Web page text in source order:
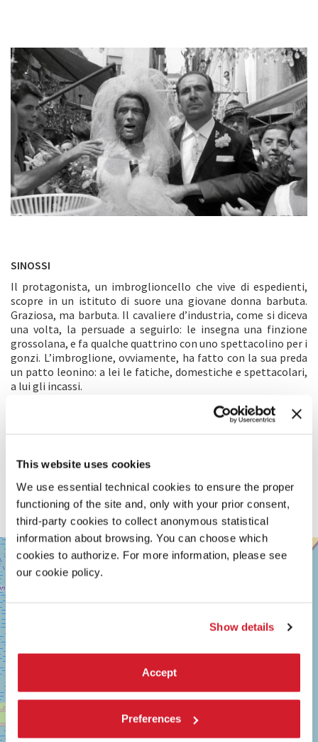
This website uses cookies
We use essential technical cookies to ensure the proper
functioning of the site and, only with your prior consent,
third-party cookies to collect anonymous statistical
information about browsing. You can choose which
cookies to authorize. For more information, please see
our cookie policy.
Show details
Accept
Preferences
SINOSSI
Il protagonista, un imbroglioncello che vive di espedienti,
scopre in un istituto di suore una giovane donna barbuta.
Graziosa, ma barbuta. Il cavaliere d’industria, come si diceva
una volta, la persuade a seguirlo: le insegna una finzione
grossolana, e fa qualche quattrino con uno spettacolino per i
gonzi. L’imbroglione, ovviamente, ha fatto con la sua preda
un patto leonino: a lei le fatiche, domestiche e spettacolari,
a lui gli incassi.
Girardot pelosa non piaceva, la trovavano di cattivo gusto.
che era mal fatto? È un dramma? È una commedia? Mah. Io
non faccio distinzioni tra i generi: si ride, ci sono drammi che
diventano commedie, commedie che diventano drammi.
SALA
GIARDINO
LUNGOMARE
MARCONI
30126
LIDO
DI
VENEZIA
TEL.
0415218711
info@labiennale.org